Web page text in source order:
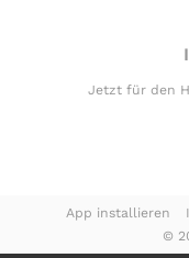
Jetzt für den
©
App installieren